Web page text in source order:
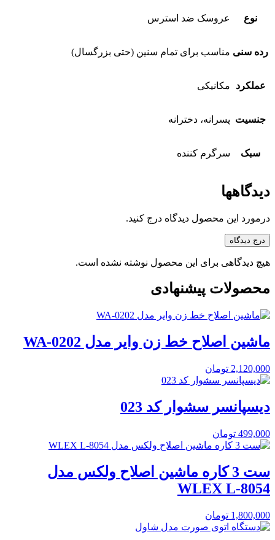
نوع عروسک ضد استرس
رده سنی مناسب برای تمام سنین (حتی بزرگسال)
عملکرد مکانیکی
جنسیت پسرانه، دخترانه
سبک سرگرم کننده
دیدگاهها
درمورد این محصول دیدگاه درج کنید.
درج دیدگاه
هیچ دیدگاهی برای این محصول نوشته نشده است.
محصولات پیشنهادی
ماشین اصلاح خط زن وایر مدل WA-0202
2,120,000 تومان
دیسپانسر سشوار کد 023
499,000 تومان
ست 3 کاره ماشین اصلاح ولکس مدل
WLEX L-8054
1,800,000 تومان